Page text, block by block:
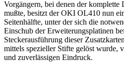
Vorgängern, bei denen der komplette
mußte, besitzt der OKI OL410 nun
Seitenhälfte, unter der sich die
Einschub der Erweiterungsplatinen
Steckerausführung dieser
mittels spezieller Stifte gelöst wurde,
und zuverlässigen Eindruck.